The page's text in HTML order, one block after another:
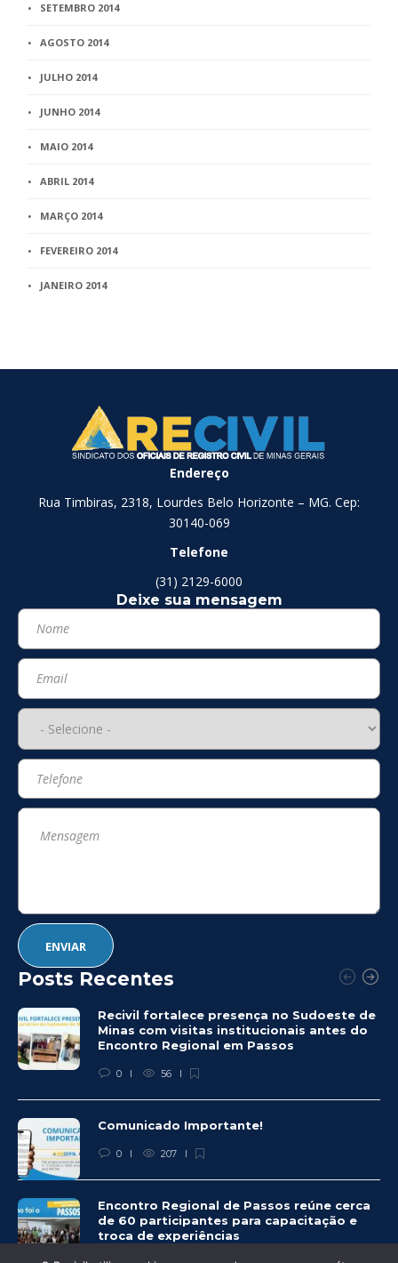
SETEMBRO 2014
AGOSTO 2014
JULHO 2014
JUNHO 2014
MAIO 2014
ABRIL 2014
MARÇO 2014
FEVEREIRO 2014
JANEIRO 2014
Endereço
Rua Timbiras, 2318, Lourdes Belo Horizonte – MG. Cep:
30140-069
Telefone
(31) 2129-6000
Deixe sua mensagem
Posts Recentes
Recivil fortalece presença no Sudoeste de
Minas com visitas institucionais antes do
Encontro Regional em Passos
0 56
Comunicado Importante!
0 207
Encontro Regional de Passos reúne cerca
de 60 participantes para capacitação e
troca de experiências